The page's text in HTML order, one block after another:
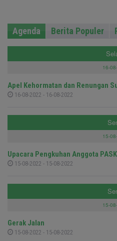
Agenda Berita Populer
16-
Apel Kehormatan dan Renungan
16-08-2022 - 16-08-2022
15-
Upacara Pengkuhan Anggota
15-08-2022 - 15-08-2022
15-
Gerak Jalan
15-08-2022 - 15-08-2022